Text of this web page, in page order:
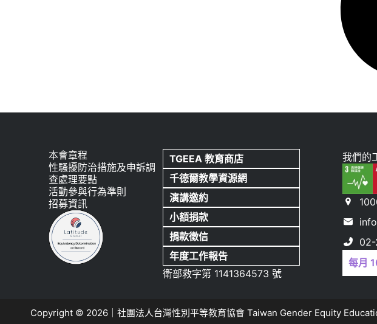
本會章程
性騷擾防治措施及申訴調
查處理要點
活動參與行為準則
招募資訊
TGEEA 教育商店
千德爾教學資源網
演講邀約
小額捐款
捐款徵信
年度工作報告
衛部救字第 1141364573 號
我們的
02-
每月
Copyright © 2026｜社團法人台灣性別平等教育協會 Taiwan Gender Equity